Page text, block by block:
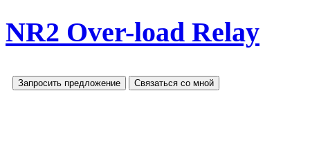
NR2 Over-load Relay
Запросить предложение Связаться со мной